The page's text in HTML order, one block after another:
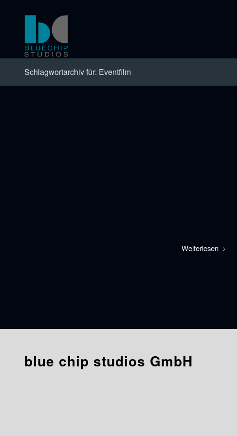
Schlagwortarchiv für: Eventfilm
Weiterlesen
blue chip studios GmbH